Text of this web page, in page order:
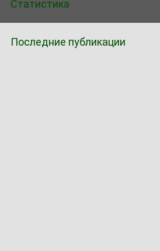
Статистика
Последние публикации